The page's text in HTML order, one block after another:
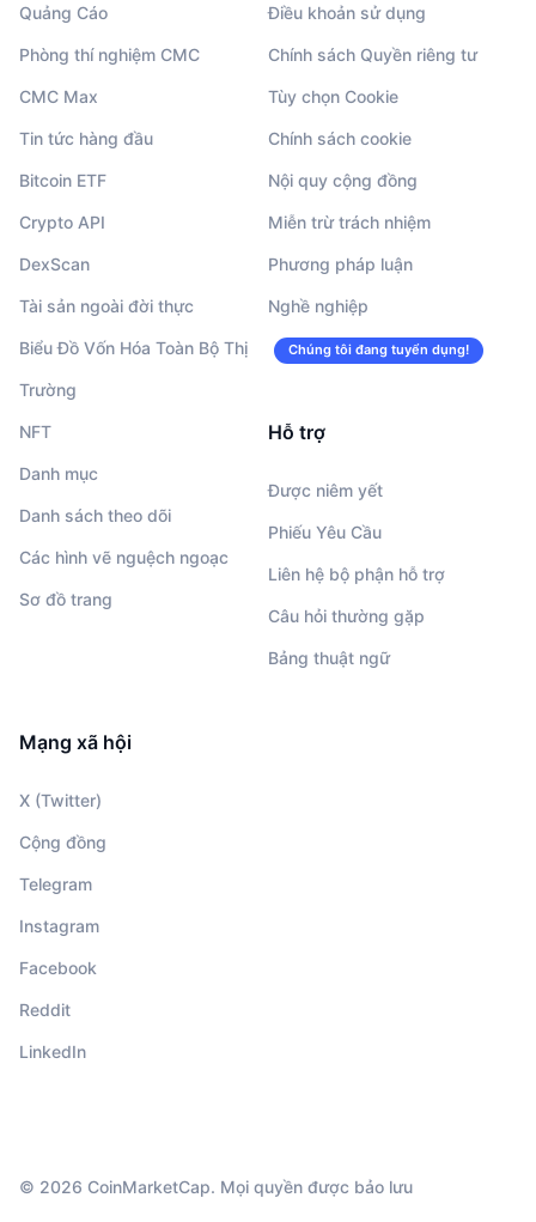
Quảng Cáo
Phòng thí nghiệm CMC
CMC Max
Tin tức hàng đầu
Bitcoin ETF
Crypto API
DexScan
Tài sản ngoài đời thực
Biểu Đồ Vốn Hóa Toàn Bộ Thị
Trường
NFT
Danh mục
Danh sách theo dõi
Các hình vẽ nguệch ngoạc
Sơ đồ trang
Điều khoản sử dụng
Chính sách Quyền riêng tư
Tùy chọn Cookie
Chính sách cookie
Nội quy cộng đồng
Miễn trừ trách nhiệm
Phương pháp luận
Nghề nghiệp
Chúng tôi đang tuyển dụng!
Hỗ trợ
Được niêm yết
Phiếu Yêu Cầu
Liên hệ bộ phận hỗ trợ
Câu hỏi thường gặp
Bảng thuật ngữ
Mạng xã hội
X (Twitter)
Cộng đồng
Telegram
Instagram
Facebook
Reddit
LinkedIn
© 2026 CoinMarketCap. Mọi quyền được bảo lưu